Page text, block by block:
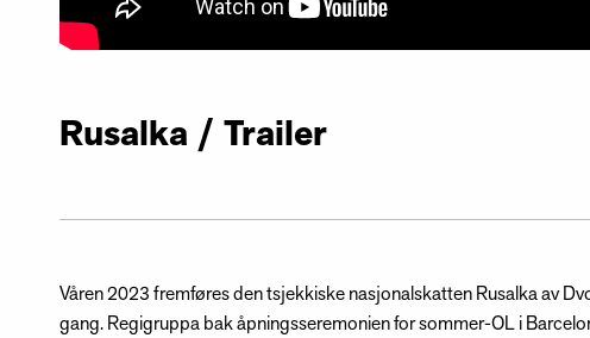
Rusalka / Trailer
Våren 2023 fremføres den tsjekkiske nasjonalskatten Rusalka av
gang. Regigruppa bak åpningsseremonien for sommer-OL i